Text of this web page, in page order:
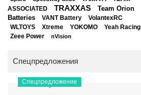
ASSOCIATED
TRAXXAS
Team Orion
Batteries
VANT Battery VolantexRC
WLTOYS Xtreme YOKOMO Yeah Racing
Zeee Power nVision
Спецпредложения
Спецпредложение